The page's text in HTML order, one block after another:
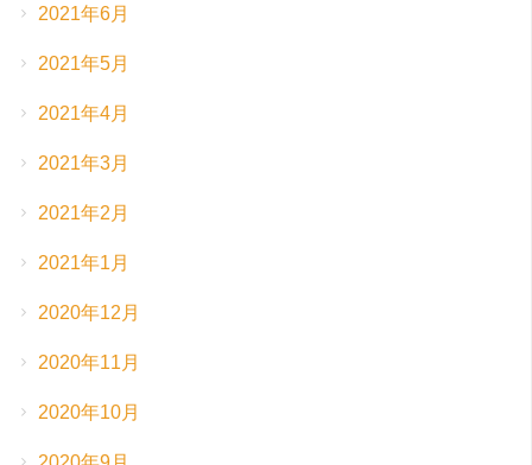
2021年6月
2021年5月
2021年4月
2021年3月
2021年2月
2021年1月
2020年12月
2020年11月
2020年10月